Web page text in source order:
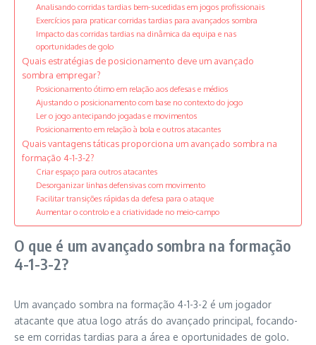
Analisando corridas tardias bem-sucedidas em jogos profissionais
Exercícios para praticar corridas tardias para avançados sombra
Impacto das corridas tardias na dinâmica da equipa e nas
oportunidades de golo
Quais estratégias de posicionamento deve um avançado
sombra empregar?
Posicionamento ótimo em relação aos defesas e médios
Ajustando o posicionamento com base no contexto do jogo
Ler o jogo antecipando jogadas e movimentos
Posicionamento em relação à bola e outros atacantes
Quais vantagens táticas proporciona um avançado sombra na
formação 4-1-3-2?
Criar espaço para outros atacantes
Desorganizar linhas defensivas com movimento
Facilitar transições rápidas da defesa para o ataque
Aumentar o controlo e a criatividade no meio-campo
O que é um avançado sombra na formação
4-1-3-2?
Um avançado sombra na formação 4-1-3-2 é um jogador
atacante que atua logo atrás do avançado principal, focando-
se em corridas tardias para a área e oportunidades de golo.